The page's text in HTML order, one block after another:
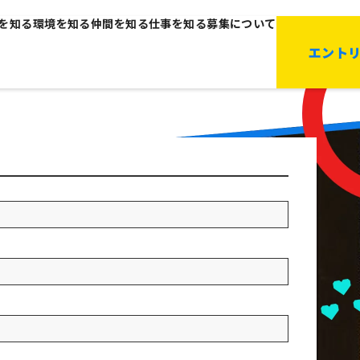
知る環境を知る仲間を知る仕事を知る募集について
エント
>